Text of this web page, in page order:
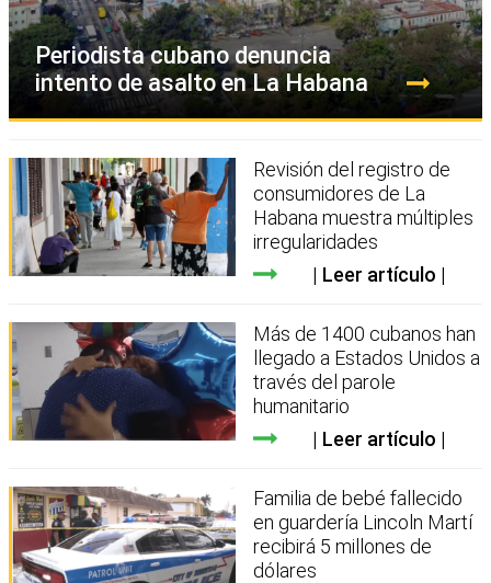
Periodista cubano denuncia
intento de asalto en La Habana
Revisión del registro de
consumidores de La
Habana muestra múltiples
irregularidades
Leer artículo
Más de 1400 cubanos han
llegado a Estados Unidos a
través del parole
humanitario
Leer artículo
Familia de bebé fallecido
en guardería Lincoln Martí
recibirá 5 millones de
dólares